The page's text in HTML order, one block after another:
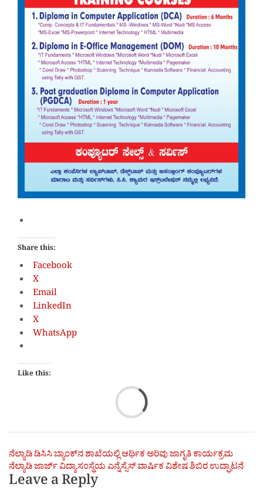
Share this:
Facebook
X
Email
LinkedIn
X
WhatsApp
Like this:
Post
navigation
ನೆಲ್ಯಾಡಿ ಡಿಸಿಸಿ ಬ್ಯಾಂಕ್‍ನ ಶಾಖೆಯಲ್ಲಿ ಆರ್ಥಿಕ ಅರಿವು ಜಾಗೃತಿ ಕಾರ್ಯಕ್ರಮ
ನೆಲ್ಯಾಡಿ ಜಾರ್ಜ್ ವಿದ್ಯಾಸಂಸ್ಥೆಯ ಎನ್ನೆಸ್ಸೆಸ್ ವಾರ್ಷಿಕ ವಿಶೇಷ ಶಿಬಿರ ಉದ್ಘಾಟನೆ
Leave a Reply